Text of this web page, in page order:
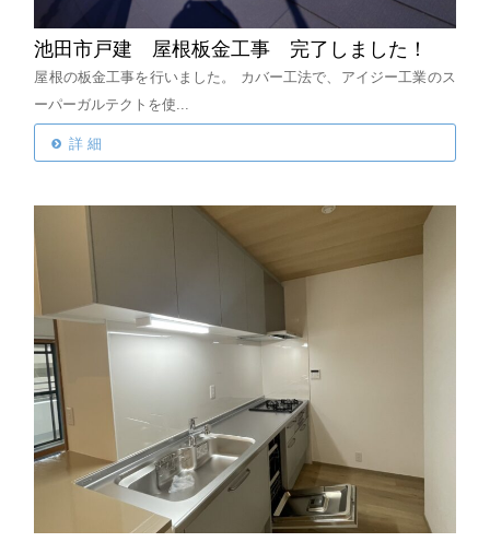
池田市戸建 屋根板金工事 完了しました！
屋根の板金工事を行いました。
カバー工法で、アイジー工業のス
ーパーガルテクトを使...
詳 細